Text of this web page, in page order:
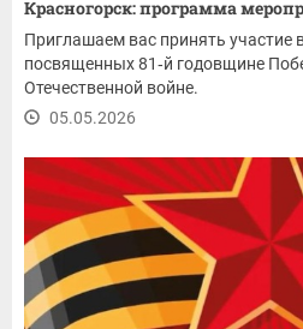
Красногорск: программа
Приглашаем вас принять участие
посвященных 81‑й годовщине
Отечественной войне.
05.05.2026